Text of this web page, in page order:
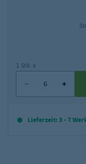
1 Stk. x
Lieferzeit: 3 - 7